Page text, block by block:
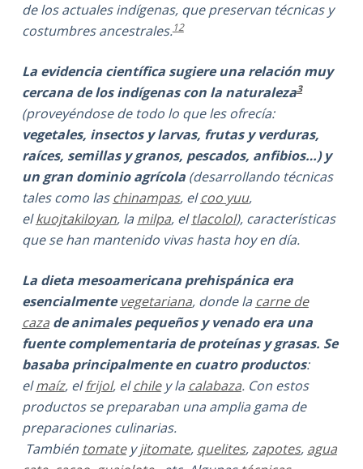
de los actuales indígenas, que preservan técnicas y
costumbres ancestrales.12
La evidencia científica sugiere una relación muy
cercana de los indígenas con la naturaleza3​
(proveyéndose de todo lo que les ofrecía:
vegetales, insectos y larvas, frutas y verduras,
raíces, semillas y granos, pescados, anfibios…) y
un gran dominio agrícola(desarrollando técnicas
tales como laschinampas, elcoo yuu,
elkuojtakiloyan, la milpa, eltlacolol), características
que se han mantenido vivas hasta hoy en día.
La dieta mesoamericana prehispánica era
esencialmente vegetariana, donde la carne de
caza de animales pequeños y venado era una
fuente complementaria de proteínas y grasas. Se
basaba principalmente en cuatro productos:
elmaíz, elfrijol, elchiley la calabaza. Con estos
productos se preparaban una amplia gama de
preparaciones culinarias.
También tomateyjitomate, quelites,zapotes, agua